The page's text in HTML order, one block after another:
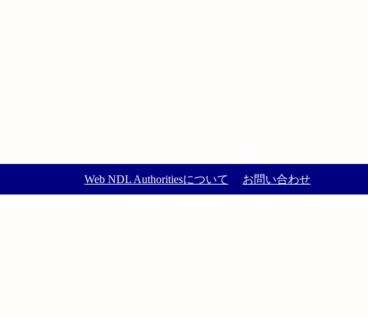
Web NDL Authoritiesについて お問い合わせ